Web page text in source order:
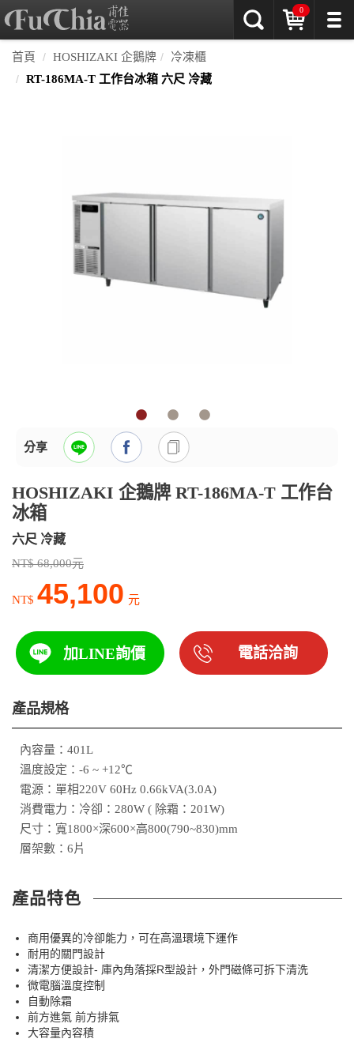
0
首頁 HOSHIZAKI 企鵝牌
冷凍櫃
RT-186MA-T 工作台冰箱 六尺 冷藏
分享
HOSHIZAKI 企鵝牌 RT-186MA-T 工作台
冰箱
六尺 冷藏
NT$ 68,000元
NT$ 45,100 元
加LINE詢價 電話洽詢
產品規格
內容量：401L
溫度設定：-6 ~ +12℃
電源：單相220V 60Hz 0.66kVA(3.0A)
消費電力：冷卻：280W ( 除霜：201W)
尺寸：寬1800×深600×高800(790~830)mm
層架數：6片
產品特色
商用優異的冷卻能力，可在高溫環境下運作
耐用的關門設計
清潔方便設計- 庫內角落採R型設計，外門磁條可拆下清洗
微電腦溫度控制
自動除霜
前方進氣 前方排氣
大容量內容積